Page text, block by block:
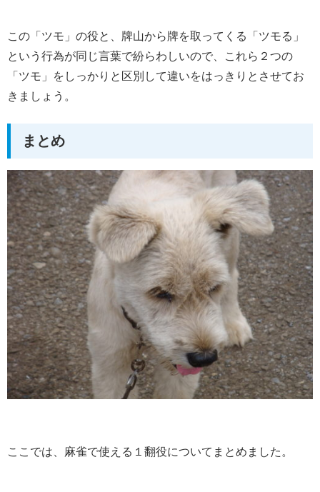
この「ツモ」の役と、牌山から牌を取ってくる「ツモる」
という行為が同じ言葉で紛らわしいので、これら２つの
「ツモ」をしっかりと区別して違いをはっきりとさせてお
きましょう。
まとめ
ここでは、麻雀で使える１翻役についてまとめました。